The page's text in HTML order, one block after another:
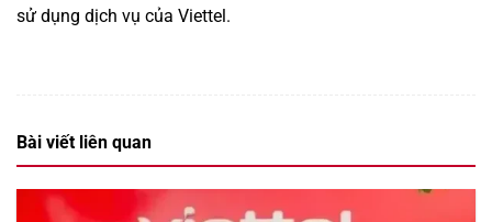
sử dụng dịch vụ của Viettel.
Bài viết liên quan